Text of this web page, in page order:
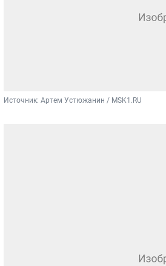
Источник: Артем Устюжанин / MSK1.RU